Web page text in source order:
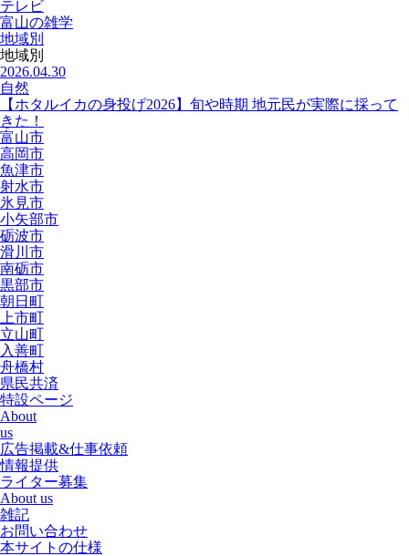
テレビ
富山の雑学
地域別
地域別
2026.04.30
自然
【ホタルイカの身投げ2026】旬や時期 地元民が実際に採って
きた！
富山市
高岡市
魚津市
射水市
氷見市
小矢部市
砺波市
滑川市
南砺市
黒部市
朝日町
上市町
立山町
入善町
舟橋村
県民共済
特設ページ
About
us
広告掲載&仕事依頼
情報提供
ライター募集
About us
雑記
お問い合わせ
本サイトの仕様